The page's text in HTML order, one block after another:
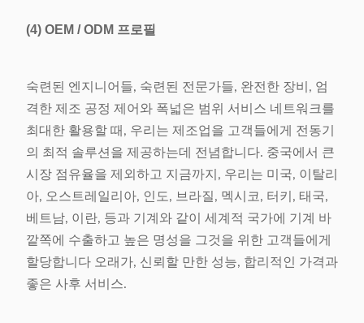
(4) OEM / ODM 프로필
숙련된 엔지니어들, 숙련된 전문가들, 완전한 장비, 엄
격한 제조 공정 제어와 폭넓은 범위 서비스 네트워크를
최대한 활용할 때, 우리는 제조업을 고객들에게 전동기
의 최적 솔루션을 제공하는데 전념합니다. 중국에서 큰
시장 점유율을 제외하고 지금까지, 우리는 미국, 이탈리
아, 오스트레일리아, 인도, 브라질, 멕시코, 터키, 태국,
베트남, 이란, 등과 기계와 같이 세계적 국가에 기계 바
깥쪽에 수출하고 높은 명성을 그것을 위한 고객들에게
할당합니다 오래가, 신뢰할 만한 성능, 합리적인 가격과
좋은 사후 서비스.